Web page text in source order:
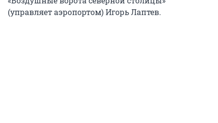
(управляет аэропортом) Игорь Лаптев.